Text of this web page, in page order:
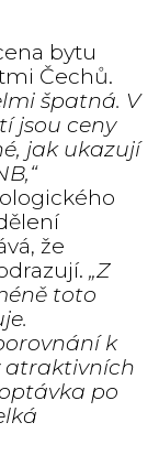
bytu
Čechů.
špatná. V
jsou ceny
jak ukazují
že
„Z
toto
k
atraktivních
po